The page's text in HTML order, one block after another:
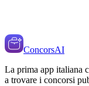
ConcorsAI
La prima app italiana
a trovare i concorsi